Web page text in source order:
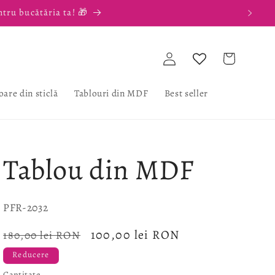
bucătăria ta! 🎁
din sticlă Tablouri din MDF Best seller
Conectați-
Coș
Tablou din MDF
SKU:
PFR-2032
Preț
obișnuit
180,00 lei RON
Preț
100,00 lei RON
Reducere